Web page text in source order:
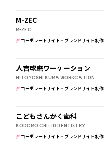
M-ZEC
M-ZEC
コーポレートサイト・ブランドサイト制作
人吉球磨ワーケーション
HITOYOSHI KUMA WORKCATION
コーポレートサイト・ブランドサイト制作
こどもさんかく歯科
KODOMO CHILID DENTISTRY
コーポレートサイト・ブランドサイト制作